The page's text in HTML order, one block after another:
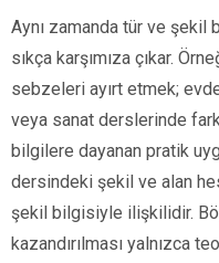
Aynı zamanda tür ve şekil
sıkça karşımıza çıkar.
sebzeleri ayırt etmek;
veya sanat derslerinde
bilgilere dayanan pratik
dersindeki şekil ve alan
şekil bilgisiyle ilişkilidir.
kazandırılması yalnızca